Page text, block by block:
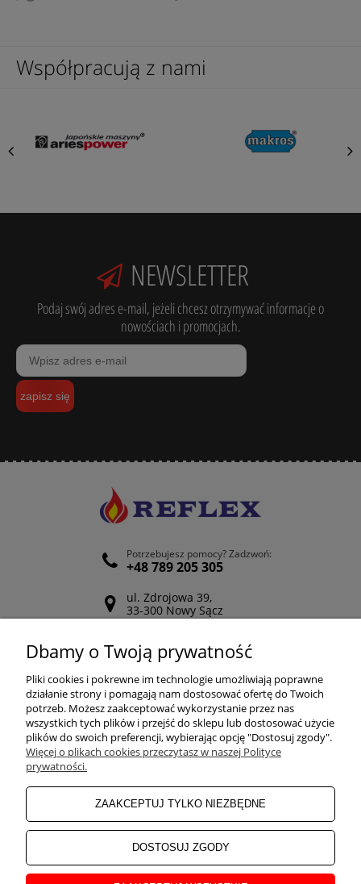
Współpracują z nami
NEWSLETTER
Podaj swój adres e-mail, jeżeli chcesz otrzymywać informacje o
nowościach i promocjach.
zapisz się
Potrzebujesz pomocy? Zadzwoń:
+48 789 205 305
ul. Zdrojowa 39,
33-300 Nowy Sącz
Odwiedź nasz Facebook
POMOC
ZAKUPY
MOJE KONTO
INFORMACJE
Dbamy o Twoją prywatność
Pliki cookies i pokrewne im technologie umożliwiają poprawne
działanie strony i pomagają nam dostosować ofertę do Twoich
potrzeb. Możesz zaakceptować wykorzystanie przez nas
wszystkich tych plików i przejść do sklepu lub dostosować użycie
plików do swoich preferencji, wybierając opcję "Dostosuj zgody".
Więcej o plikach cookies przeczytasz w naszej Polityce
prywatności.
ZAAKCEPTUJ TYLKO NIEZBĘDNE
DOSTOSUJ ZGODY